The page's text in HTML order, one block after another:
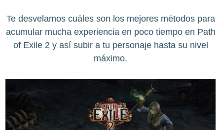
Te desvelamos cuáles son los mejores métodos para
acumular mucha experiencia en poco tiempo en Path
of Exile 2 y así subir a tu personaje hasta su nivel
máximo.